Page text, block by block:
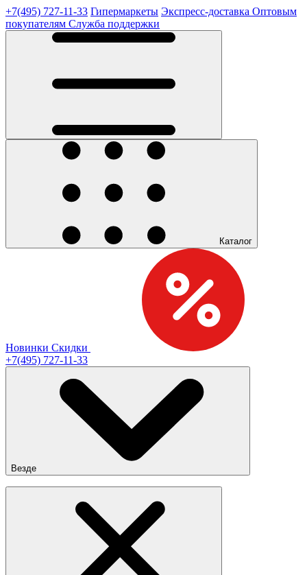
+7(495) 727-11-33 Гипермаркеты Экспресс-доставка Оптовым
покупателям Служба поддержки
Каталог
Новинки Скидки
+7(495) 727-11-33
Везде